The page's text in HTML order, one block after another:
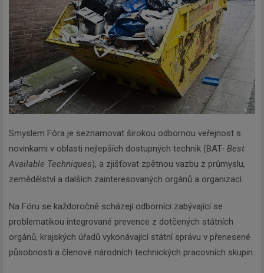
Smyslem Fóra je seznamovat širokou odbornou veřejnost s
novinkami v oblasti nejlepších dostupných technik (BAT- Best
Available Techniques), a zjišťovat zpětnou vazbu z průmyslu,
zemědělství a dalších zainteresovaných orgánů a organizací.
Na Fóru se každoročně scházejí odborníci zabývající se
problematikou integrované prevence z dotčených státních
orgánů, krajských úřadů vykonávající státní správu v přenesené
působnosti a členové národních technických pracovních skupin.